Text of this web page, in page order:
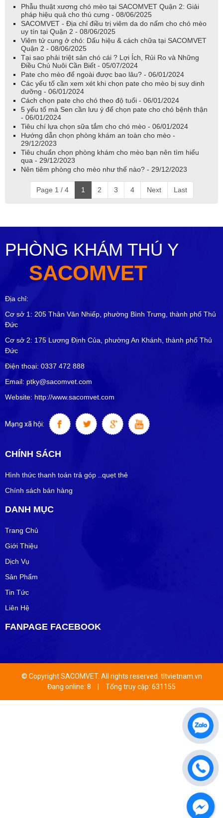
Phẫu thuật xương chó mèo tại SACOMVET Quận 2: Giải
pháp hiệu quả cho thú cưng - 08/06/2025
SACOMVET - Địa chỉ điều trị viêm da do nấm cho chó mèo
uy tín tại Quận 2 - 08/06/2025
Viêm tử cung ở chó: Dấu hiệu & cách chữa tại SACOMVET
Quận 2 - 08/06/2025
Tại sao phải triệt sản chó cái ? Lợi Ích, Rủi Ro và Những
Điều Chủ Nuôi Cần Biết - 05/07/2024
Pate cho mèo để ngoài được bao lâu? - 06/01/2024
Các yếu tố cần xem xét khi chọn pate cho mèo bị suy dinh
dưỡng - 06/01/2024
Cách chọn pate cho chó theo độ tuổi - 06/01/2024
5 yếu tố mà Sen cần lưu ý để chọn pate cho chó bệnh thận
- 06/01/2024
Tiêu chí lựa chọn sữa tắm cho chó mèo - 06/01/2024
Hướng dẫn chọn phòng khám an toàn cho mèo -
29/12/2023
Tiêu chuẩn chọn phòng khám cho mèo bạn nên tìm hiểu
qua - 29/12/2023
Nên tiêm phòng cho mèo như thế nào? - 29/12/2023
Page 1 / 4 1 2 3 4 Next Last
PHÒNG KHÁM THÚ Y
SACOMVET
Địa chỉ:
Cơ sở 1: 205 Thân Văn Nhiếp, phường Bình Trưng, thành phố Thủ
Đức
Cơ sở 2: 175 Lương Định Của, phường An Khánh, thành phố Thủ
Đức
Điện thoại: 0337 472 888
Email: ptky@sacomvet.com
Website: http://www.sacomvet.com
Mạng xã hội:
CHÍNH SÁCH
Hình thức thanh toán trả góp ..quẹt thẻ
Chính sách bán hàng
DANH MỤC
Trang Chủ
Giới Thiệu
Dịch Vụ
Sản Phẩm
Tin Tức
Liên Hệ
FANPAGE FACEBOOK
© Copyright SACOMVET. All rights reserved. tltvietnam.vn
Đang online: 8
Tổng truy cập: 631155